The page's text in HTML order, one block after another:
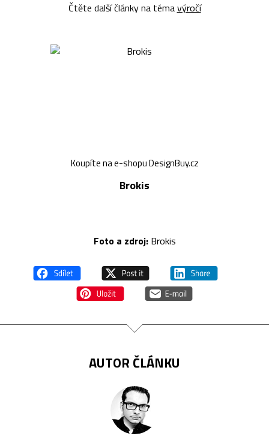
Čtěte další články na témavýročí
Koupíte na e-shopu DesignBuy.cz
Brokis
Foto a zdroj:Brokis
AUTOR ČLÁNKU